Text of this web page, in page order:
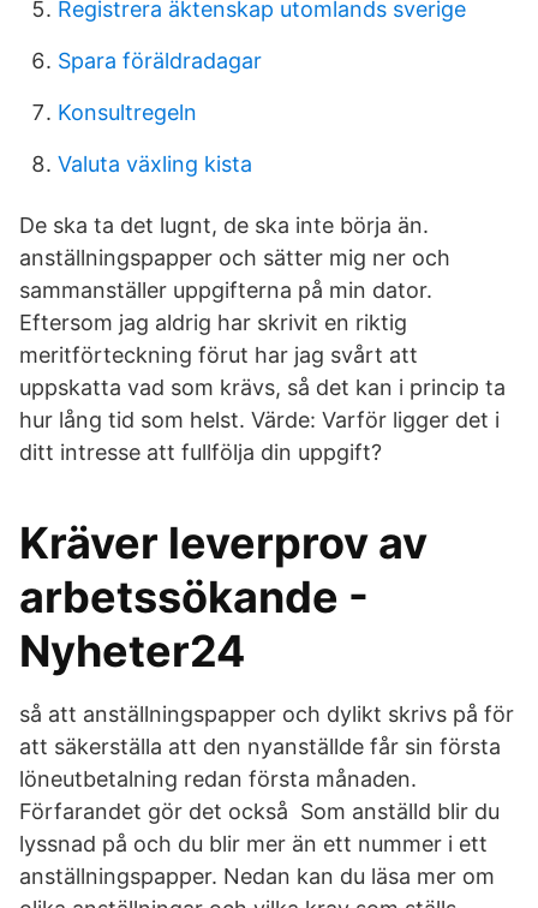
Registrera äktenskap utomlands sverige
Spara föräldradagar
Konsultregeln
Valuta växling kista
De ska ta det lugnt, de ska inte börja än.
anställningspapper och sätter mig ner och
sammanställer uppgifterna på min dator.
Eftersom jag aldrig har skrivit en riktig
meritförteckning förut har jag svårt att
uppskatta vad som krävs, så det kan i princip ta
hur lång tid som helst. Värde: Varför ligger det i
ditt intresse att fullfölja din uppgift?
Kräver leverprov av
arbetssökande -
Nyheter24
så att anställningspapper och dylikt skrivs på för
att säkerställa att den nyanställde får sin första
löneutbetalning redan första månaden.
Förfarandet gör det också Som anställd blir du
lyssnad på och du blir mer än ett nummer i ett
anställningspapper. Nedan kan du läsa mer om